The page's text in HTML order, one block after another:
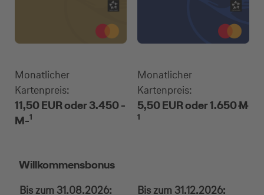
Monatlicher
Kartenpreis:
11,50 EUR oder 3.450 -
M-1
Monatlicher
Kartenpreis:
5,50 EUR oder 1.650 -M-
1
Willkommensbonus
Bis zum 31.08.2026:
Bis zum 31.12.2026: